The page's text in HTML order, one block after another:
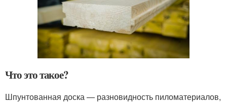
Что это такое?
Шпунтованная доска — разновидность пиломатериалов,